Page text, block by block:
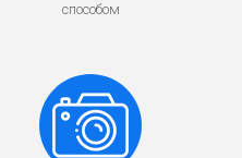
способом